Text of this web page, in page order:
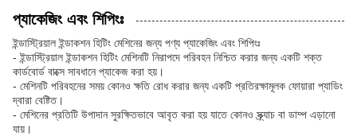
প্যাকেজিং এবং শিপিংঃ
ইন্ডাস্ট্রিয়াল ইন্ডাকশন হিটিং মেশিনের জন্য পণ্য প্যাকেজিং এবং শিপিংঃ
- ইন্ডাস্ট্রিয়াল ইন্ডাকশন হিটিং মেশিনটি নিরাপদে পরিবহন নিশ্চিত করার জন্য একটি শক্ত
কার্ডবোর্ড বাক্সে সাবধানে প্যাকেজ করা হয়।
- মেশিনটি পরিবহনের সময় কোনও ক্ষতি রোধ করার জন্য একটি প্রতিরক্ষামূলক ফোয়ারা প্যাডিং
দ্বারা বেষ্টিত।
- মেশিনের প্রতিটি উপাদান সুরক্ষিতভাবে আবৃত করা হয় যাতে কোনও স্ক্র্যাচ বা ডাম্প এড়ানো
যায়।